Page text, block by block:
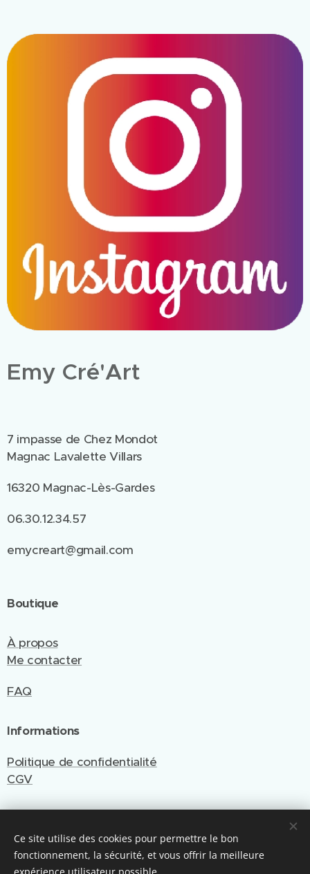
Emy Cré'Art
7 impasse de Chez Mondot
Magnac Lavalette Villars
16320 Magnac-Lès-Gardes
06.30.12.34.57
emycreart@gmail.com
Boutique
À propos
Me contacter
FAQ
Informations
Politique de confidentialité
CGV
Site créé et géré par Emy Cré'Art
Optimisé par Webnode
Cookies
Ce site utilise des cookies pour permettre le bon
fonctionnement, la sécurité, et vous offrir la meilleure